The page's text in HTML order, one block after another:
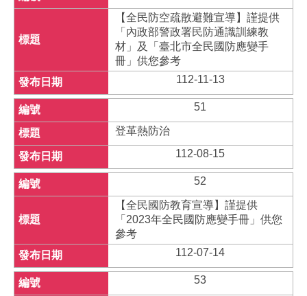
【全民防空疏散避難宣導】謹提供
「內政部警政署民防通識訓練教
材」及「臺北市全民國防應變手
冊」供您參考
112-11-13
51
登革熱防治
112-08-15
52
【全民國防教育宣導】謹提供
「2023年全民國防應變手冊」供您
參考
112-07-14
53